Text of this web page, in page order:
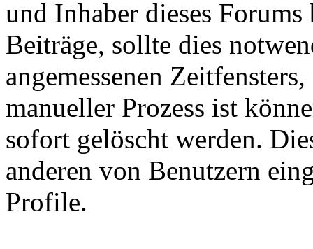
und Inhaber dieses
Beiträge, sollte dies
angemessenen
manueller Prozess ist
sofort gelöscht werden.
anderen von Benutzern
Profile.